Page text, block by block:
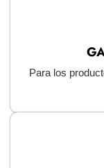
Para los